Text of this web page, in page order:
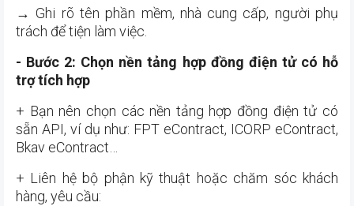
→ Ghi rõ tên phần mềm, nhà cung cấp, người phụ
trách để tiện làm việc.
- Bước 2: Chọn nền tảng hợp đồng điện tử có hỗ
trợ tích hợp
+ Bạn nên chọn các nền tảng hợp đồng điện tử có
sẵn API, ví dụ như: FPT eContract, ICORP eContract,
Bkav eContract…
+ Liên hệ bộ phận kỹ thuật hoặc chăm sóc khách
hàng, yêu cầu: